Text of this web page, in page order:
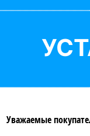
Уважаемые